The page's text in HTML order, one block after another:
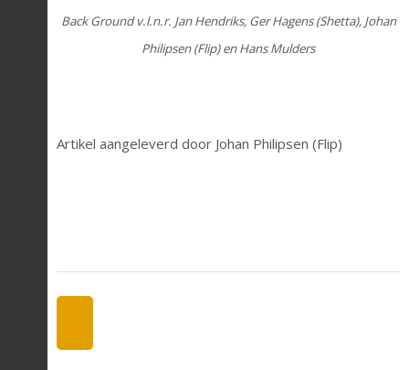
Back Ground v.l.n.r. Jan Hendriks, Ger Hagens (Shetta), Johan
Philipsen (Flip) en Hans Mulders
Artikel aangeleverd door Johan Philipsen (Flip)